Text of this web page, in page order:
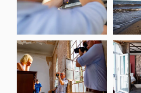
dazulernen.
· Seit 2 Jahren dabei
War ein toller Workshop, der viel
Ich finde, wir hatten eine tolle
konnten viel lernen 🤓. Vielen Dank
Matthias, dass Du auf jede Frage